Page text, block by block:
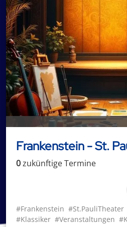
Frankenstein - St.
0zukünftigeTermine
#Frankenstein #St.PauliTheater
#Klassiker #Veranstaltungen